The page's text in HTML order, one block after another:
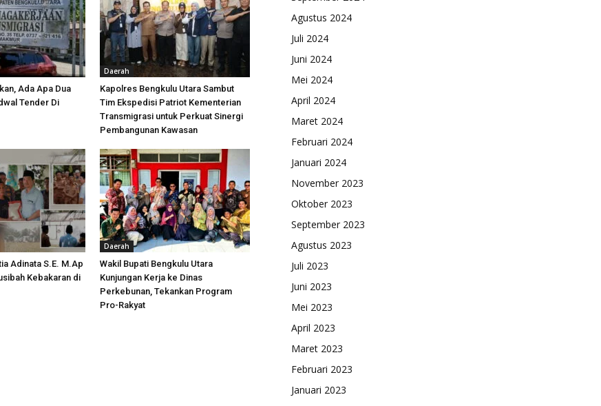
Ada Apa Dua
Tender Di
Daerah
Kapolres Bengkulu Utara Sambut
Tim Ekspedisi Patriot Kementerian
Transmigrasi untuk Perkuat Sinergi
Pembangunan Kawasan
Adinata S.E. M.Ap
Kebakaran di
Daerah
Wakil Bupati Bengkulu Utara
Kunjungan Kerja ke Dinas
Perkebunan, Tekankan Program
Pro-Rakyat
Agustus 2024
Juli 2024
Juni 2024
Mei 2024
April 2024
Maret 2024
Februari 2024
Januari 2024
November 2023
Oktober 2023
September 2023
Agustus 2023
Juli 2023
Juni 2023
Mei 2023
April 2023
Maret 2023
Februari 2023
Januari 2023